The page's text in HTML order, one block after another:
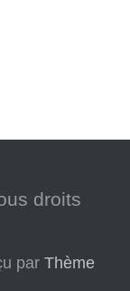
droits
par Thème